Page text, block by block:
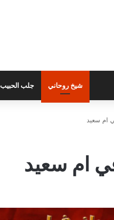
شيخ روحاني جلب الحبيب
ام سعيد
ام سعيد